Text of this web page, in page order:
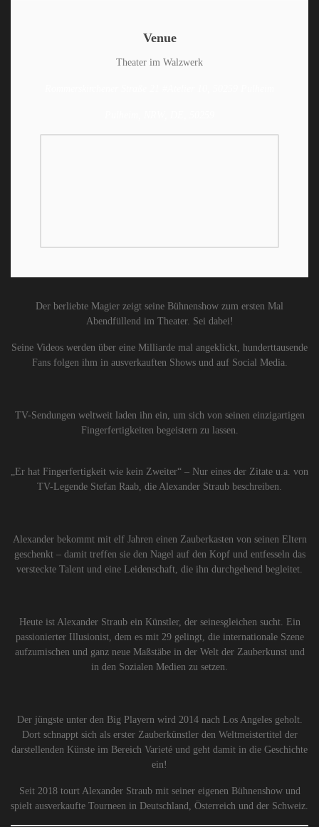
Venue
Theater im Walzwerk
Der berliebte Magier zeigt seine Bühnenshow zum ersten Mal
Abendfüllend im Theater. Sei dabei!
Seine Videos werden über eine Milliarde mal angeklickt, hunderttausende
Fans folgen ihm in ausverkauften Shows und auf Social Media.
TV-Sendungen weltweit laden ihn ein, um sich von seinen einzigartigen
Fingerfertigkeiten begeistern zu lassen.
„Er hat Fingerfertigkeit wie kein Zweiter“ – Nur eines der Zitate u.a. von
TV-Legende Stefan Raab, die Alexander Straub beschreiben.
Alexander bekommt mit elf Jahren einen Zauberkasten von seinen Eltern
geschenkt – damit treffen sie den Nagel auf den Kopf und entfesseln das
versteckte Talent und eine Leidenschaft, die ihn durchgehend begleitet.
Heute ist Alexander Straub ein Künstler, der seinesgleichen sucht. Ein
passionierter Illusionist, dem es mit 29 gelingt, die internationale Szene
aufzumischen und ganz neue Maßstäbe in der Welt der Zauberkunst und
in den Sozialen Medien zu setzen.
Der jüngste unter den Big Playern wird 2014 nach Los Angeles geholt.
Dort schnappt sich als erster Zauberkünstler den Weltmeistertitel der
darstellenden Künste im Bereich Varieté und geht damit in die Geschichte
ein!
Seit 2018 tourt Alexander Straub mit seiner eigenen Bühnenshow und
spielt ausverkaufte Tourneen in Deutschland, Österreich und der Schweiz.